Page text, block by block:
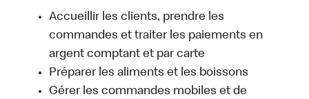
Accueillir les clients, prendre les
commandes et traiter les paiements en
argent comptant et par carte
Préparer les aliments et les boissons
Gérer les commandes mobiles et de